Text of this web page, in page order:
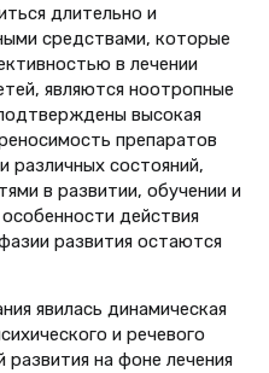
длительно и
средствами, которые
в лечении
являются ноотропные
высокая
препаратов
различных состояний,
в развитии, обучении и
действия
развития остаются
явилась динамическая
и речевого
на фоне лечения